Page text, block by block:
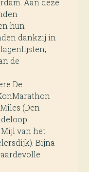
Aan deze
hun
dankzij in
de
De
(Den
van het
Bijna